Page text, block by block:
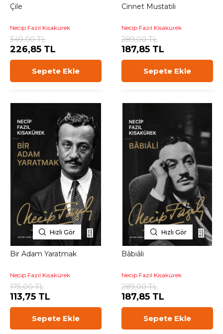
Çile
Necip Fazıl Kısakürek
349,00 TL
226,85 TL
Sepete Ekle
Cinnet Mustatili
Necip Fazıl Kısakürek
289,00 TL
187,85 TL
Sepete Ekle
Hızlı Gör
Bir Adam Yaratmak
Necip Fazıl Kısakürek
175,00 TL
113,75 TL
Sepete Ekle
Hızlı Gör
Bâbıâli
Necip Fazıl Kısakürek
289,00 TL
187,85 TL
Sepete Ekle